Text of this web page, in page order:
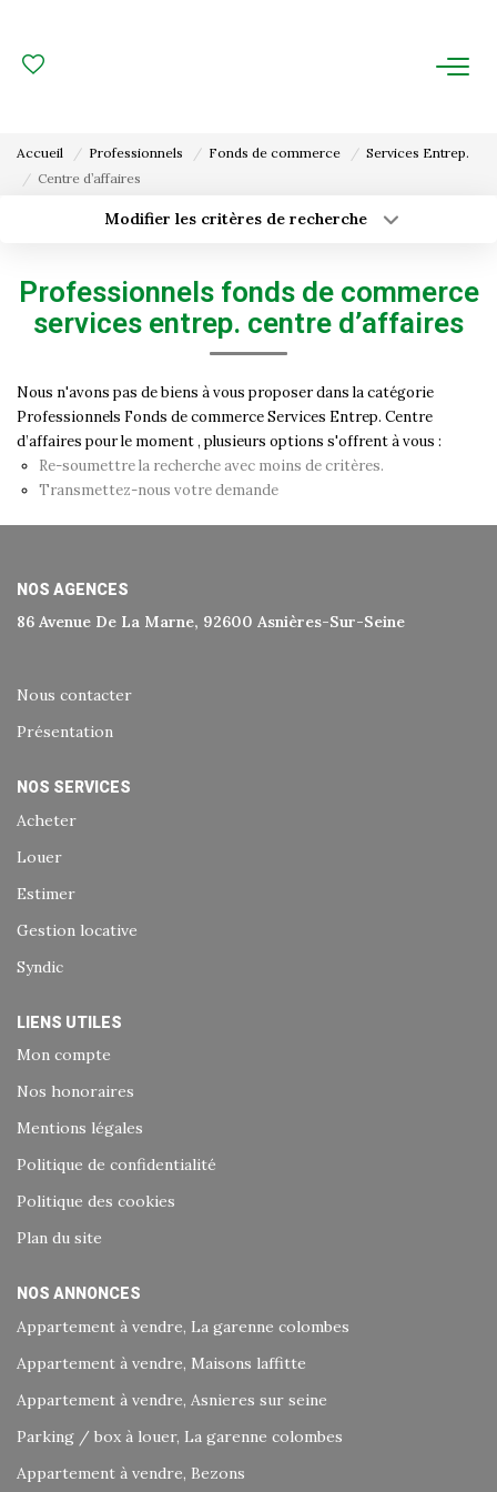
Gestion Locative
Gestion De Copropriété
NOUS CONNAITRE
Nos Agences
Nos Actualités
Accueil Professionnels Fonds de commerce
Services Entrep.
Centre d’affaires
Modifier les critères de recherche
Sélectionnez...
Type de bien
Surface min
Créer une alerte
Professionnels fonds de commerce
services entrep. centre d’affaires
Nous n'avons pas de biens à vous proposer dans la catégorie
Professionnels Fonds de commerce Services Entrep. Centre
d’affaires pour le moment , plusieurs options s'offrent à vous :
Re-soumettre la recherche avec moins de critères.
Transmettez-nous votre demande
NOS AGENCES
86 Avenue De La Marne, 92600 Asnières-Sur-Seine
Nous contacter
Présentation
NOS SERVICES
Acheter
Louer
Estimer
Gestion locative
Syndic
LIENS UTILES
Mon compte
Nos honoraires
Mentions légales
Politique de confidentialité
Politique des cookies
Plan du site
NOS ANNONCES
Appartement à vendre, La garenne colombes
Appartement à vendre, Maisons laffitte
Appartement à vendre, Asnieres sur seine
Parking / box à louer, La garenne colombes
Appartement à vendre, Bezons